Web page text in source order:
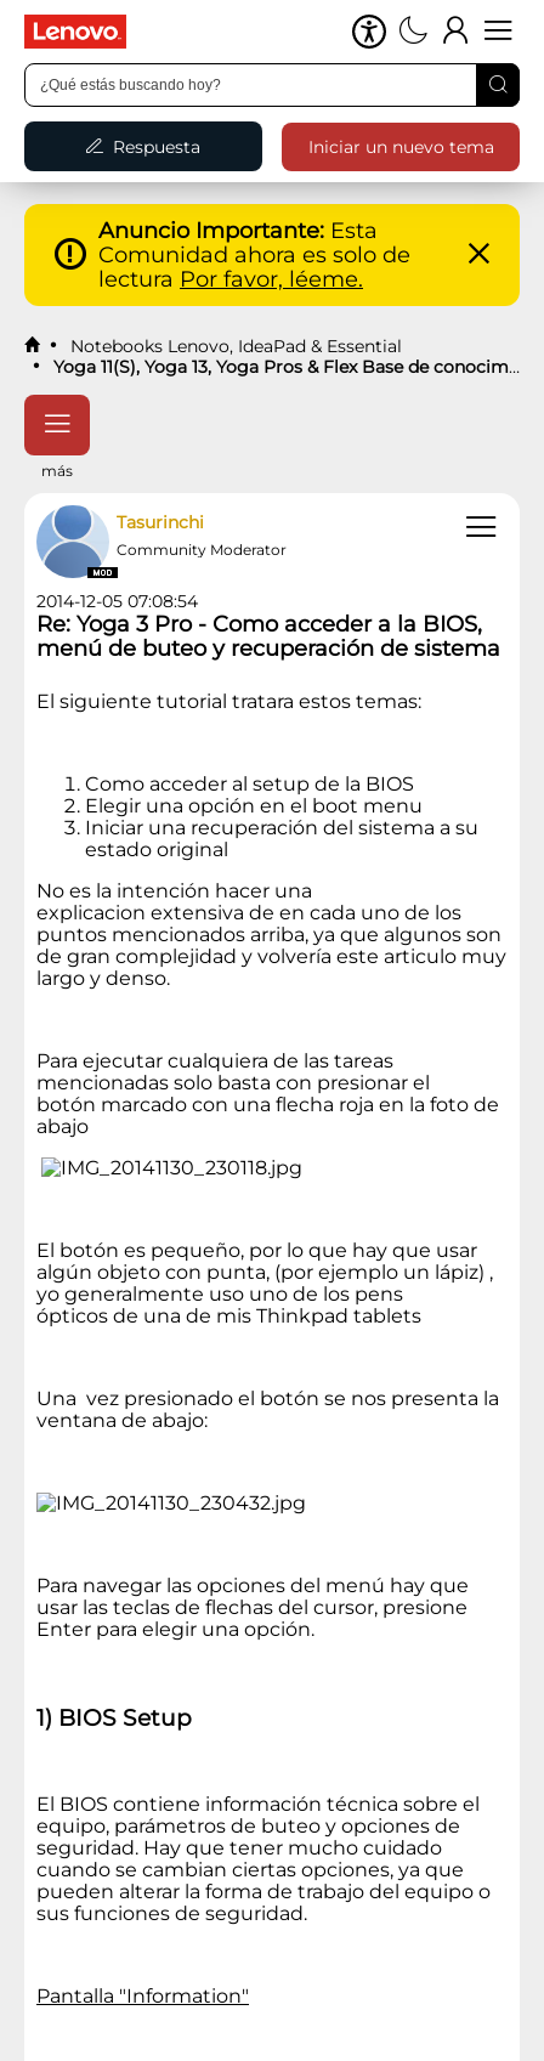
Respuesta Iniciar un nuevo tema
Anuncio Importante: Esta
Comunidad ahora es solo de
lectura Por favor, léeme.
Notebooks Lenovo, IdeaPad & Essential
Yoga 11(S), Yoga 13, Yoga Pros & Flex Base de conocimientos
más
Tasurinchi
Community Moderator
2014-12-05 07:08:54
Re: Yoga 3 Pro - Como acceder a la BIOS,
menú de buteo y recuperación de sistema
El siguiente tutorial tratara estos temas:
Como acceder al setup de la BIOS
Elegir una opción en el boot menu
Iniciar una recuperación del sistema a su
estado original
No es la intención hacer una
explicacion extensiva de en cada uno de los
puntos mencionados arriba, ya que algunos son
de gran complejidad y volvería este articulo muy
largo y denso.
Para ejecutar cualquiera de las tareas
mencionadas solo basta con presionar el
botón marcado con una flecha roja en la foto de
abajo
El botón es pequeño, por lo que hay que usar
algún objeto con punta, (por ejemplo un lápiz) ,
yo generalmente uso uno de los pens
ópticos de una de mis Thinkpad tablets
Una vez presionado el botón se nos presenta la
ventana de abajo:
Para navegar las opciones del menú hay que
usar las teclas de flechas del cursor, presione
Enter para elegir una opción.
1) BIOS Setup
El BIOS contiene información técnica sobre el
equipo, parámetros de buteo y opciones de
seguridad. Hay que tener mucho cuidado
cuando se cambian ciertas opciones, ya que
pueden alterar la forma de trabajo del equipo o
sus funciones de seguridad.
Pantalla "Information"